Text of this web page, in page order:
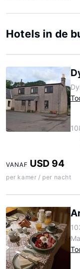
Hotels in de
VANAF USD 94
per kamer / per nacht